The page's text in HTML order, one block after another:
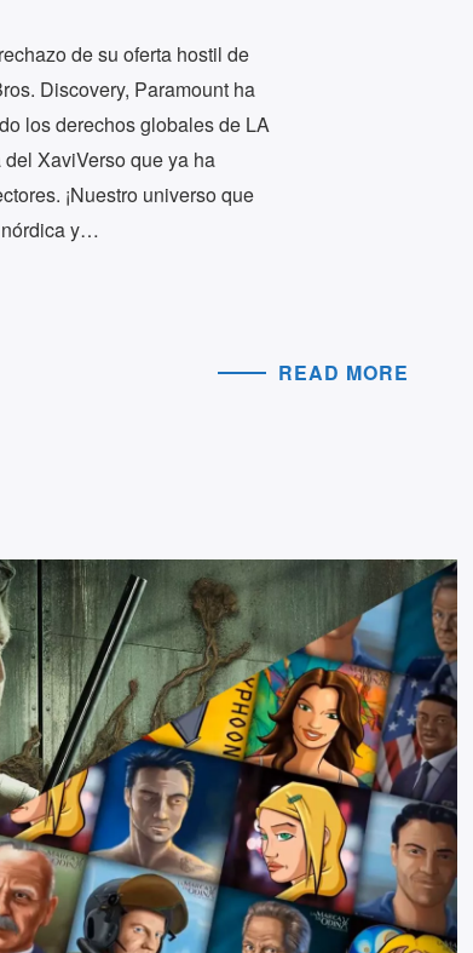
de su oferta hostil de
Discovery, Paramount ha
los derechos globales de LA
XaviVerso que ya ha
¡Nuestro universo que
y…
READ MORE